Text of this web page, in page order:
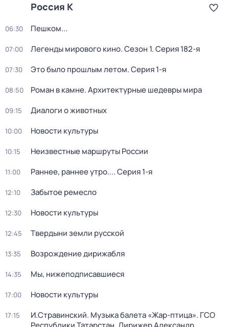
Россия К
06:30 Пешком...
07:00 Легенды мирового кино. Сезон 1. Серия 182-я
07:30 Это было прошлым летом. Серия 1-я
08:50 Роман в камне. Архитектурные шедевры мира
09:15 Диалоги о животных
10:00 Новости культуры
10:15 Неизвестные маршруты России
11:00 Раннее, раннее утро.... Серия 1-я
12:10 Забытое ремесло
12:30 Новости культуры
12:45 Твердыни земли русской
13:35 Возрождение дирижабля
14:35 Мы, нижеподписавшиеся
17:00 Новости культуры
17:15
И.Стравинский. Музыка балета «Жар-птица». ГСО